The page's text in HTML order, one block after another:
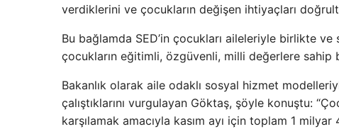
verdiklerini ve çocukların değişen ihtiyaçları
Bu bağlamda SED’in çocukları aileleriyle birlikte
çocukların eğitimli, özgüvenli, milli değerlere sahip
Bakanlık olarak aile odaklı sosyal hizmet
çalıştıklarını vurgulayan Göktaş, şöyle konuştu:
karşılamak amacıyla kasım ayı için toplam 1